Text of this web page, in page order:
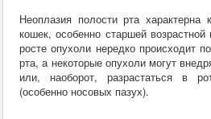
Патанатомия
Интересное
Кормление
Неоплазия полости рта
кошек, особенно старшей
росте опухоли нередко происходит
рта, а некоторые опухоли могут
или, наоборот, разрастаться в
(особенно носовых пазух).